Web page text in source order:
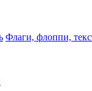
Флаги, флоппи,